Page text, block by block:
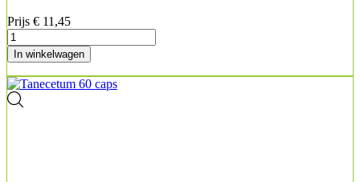
Prijs € 11,45
In winkelwagen